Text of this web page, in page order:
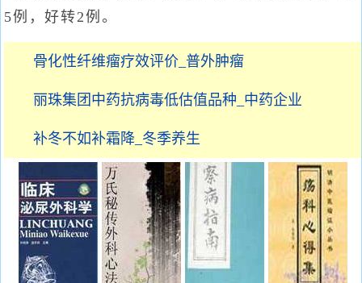
5例，好转2例。
骨化性纤维瘤疗效评价_普外肿瘤
丽珠集团中药抗病毒低估值品种_中药企业
补冬不如补霜降_冬季养生